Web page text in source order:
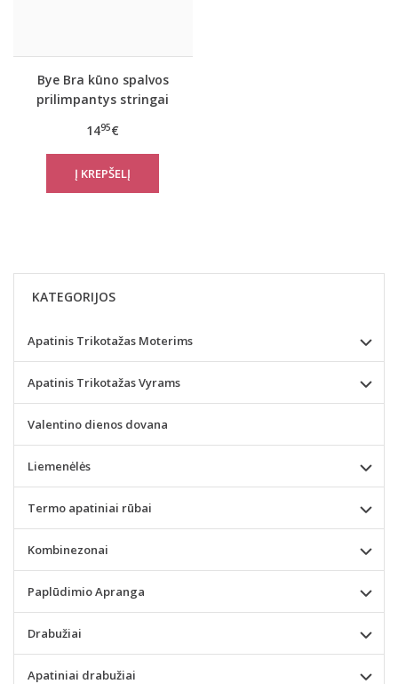
Bye Bra kūno spalvos
prilimpantys stringai
1495€
KATEGORIJOS
Apatinis Trikotažas Moterims
Apatinis Trikotažas Vyrams
Valentino dienos dovana
Liemenėlės
Termo apatiniai rūbai
Kombinezonai
Paplūdimio Apranga
Drabužiai
Apatiniai drabužiai